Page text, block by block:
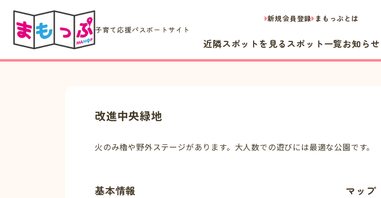
子育て応援パスポートサイト
新規会員登録 まもっぷとは
近隣スポットを見るスポット一覧お知らせ
改進中央緑地
火のみ櫓や野外ステージがあります。大人数での遊びには最適な公園です。
基本情報 マップ